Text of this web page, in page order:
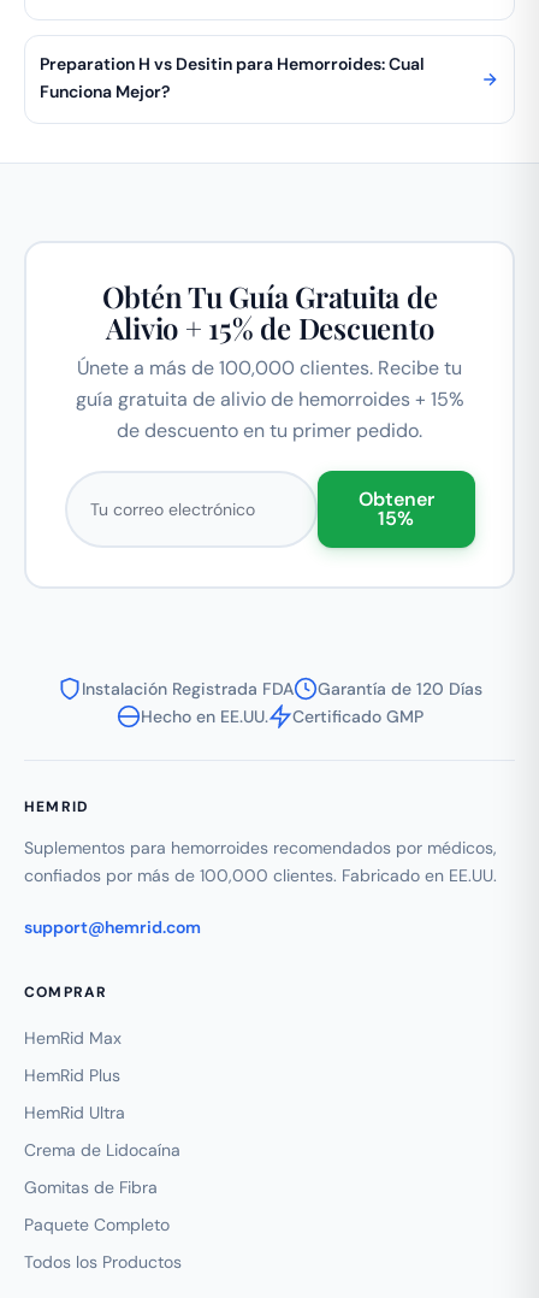
Preparation H vs Desitin para Hemorroides: Cual
Funciona Mejor?
Obtén Tu Guía Gratuita de
Alivio + 15% de Descuento
Únete a más de 100,000 clientes. Recibe tu
guía gratuita de alivio de hemorroides + 15%
de descuento en tu primer pedido.
Correo electrónico
Obtener
15%
Instalación Registrada FDA
Garantía de 120 Días
Hecho en EE.UU.
Certificado GMP
HEMRID
Suplementos para hemorroides recomendados por médicos,
confiados por más de 100,000 clientes. Fabricado en EE.UU.
support@hemrid.com
COMPRAR
HemRid Max
HemRid Plus
HemRid Ultra
Crema de Lidocaína
Gomitas de Fibra
Paquete Completo
Todos los Productos